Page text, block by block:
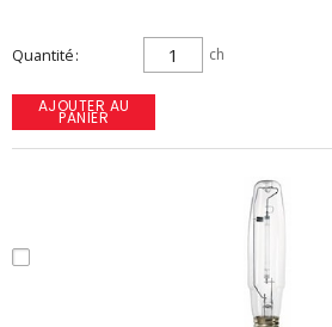
Quantité ch
AJOUTER AU
PANIER